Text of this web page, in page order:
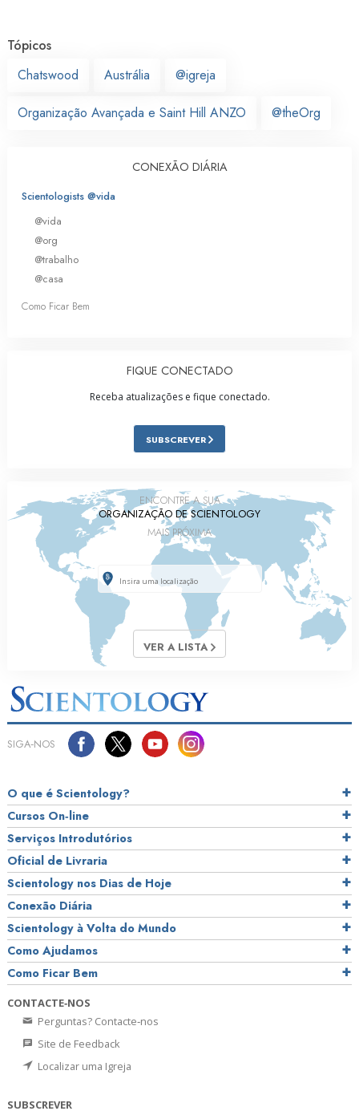
Tópicos
Chatswood
Austrália @igreja
Organização Avançada e Saint Hill ANZO @theOrg
CONEXÃO DIÁRIA
Scientologists @vida
@vida
@org
@trabalho
@casa
Como Ficar Bem
FIQUE CONECTADO
Receba atualizações e fique conectado.
SUBSCREVER
ENCONTRE A SUA
ORGANIZAÇÃO DE SCIENTOLOGY
MAIS PRÓXIMA
VER A LISTA
SIGA‑NOS
O que é Scientology?
Cursos On‑line
Serviços Introdutórios
Oficial de Livraria
Scientology nos Dias de Hoje
Conexão Diária
Scientology à Volta do Mundo
Como Ajudamos
Como Ficar Bem
CONTACTE‑NOS
Perguntas? Contacte‑nos
Site de Feedback
Localizar uma Igreja
SUBSCREVER